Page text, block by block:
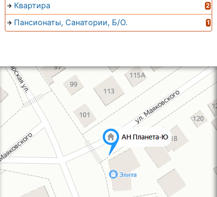
Квартира 2
Пансионаты, Санатории, Б/О. 1